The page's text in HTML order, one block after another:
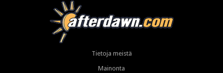
Tietoja meistä
Mainonta